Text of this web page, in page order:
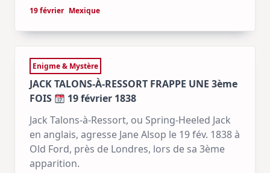
19 février Mexique
Enigme & Mystère
JACK TALONS-À-RESSORT FRAPPE UNE 3ème
FOIS
19 février 1838
Jack Talons-à-Ressort, ou Spring-Heeled Jack
en anglais, agresse Jane Alsop le 19 fév. 1838 à
Old Ford, près de Londres, lors de sa 3ème
apparition.